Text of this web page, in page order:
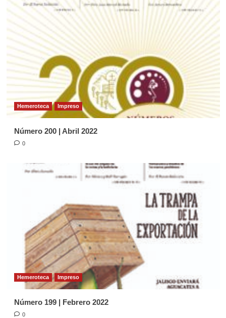
Página Diocesana
Semilla de la Palabra, Domingo 31
de Mayo de 2026
Página Diocesana
Semilla de la Palabra, domingo 24 de
Mayo de 2026
Semilla de la Palabra, domingo 03 de
Hemeroteca Impreso
Número 200 | Abril 2022
0
Hemeroteca Impreso
Número 199 | Febrero 2022
0